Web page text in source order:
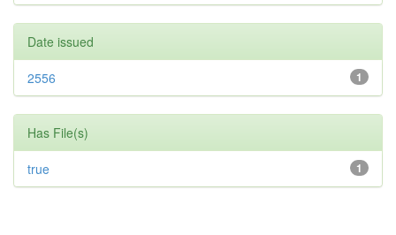
Date issued
1
2556
Has File(s)
1
true